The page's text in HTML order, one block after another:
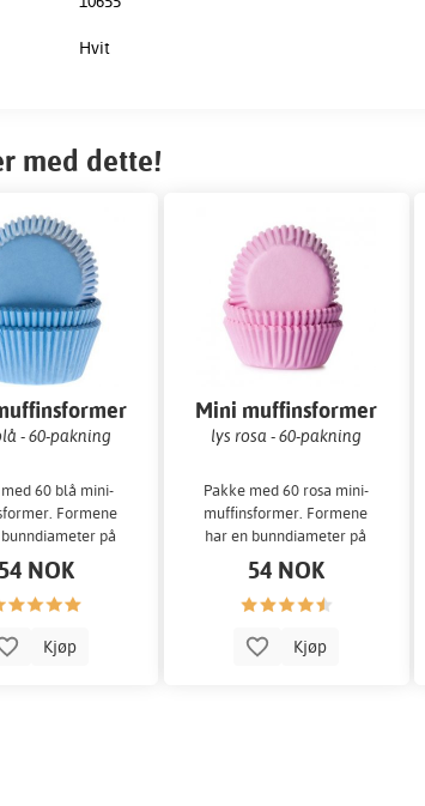
Hvit
med dette!
- 60-pakning
60 blå mini-
Formene
på
3 cm. Perfekt til
bakverk...
54 NOK
Kjøp
Mini muffinsformer
lys rosa - 60-pakning
Pakke med 60 rosa mini-
muffinsformer. Formene
har en bunndiameter på
omtrent 3 cm. Perfekt til
små bakverk
54 NOK
Kjøp